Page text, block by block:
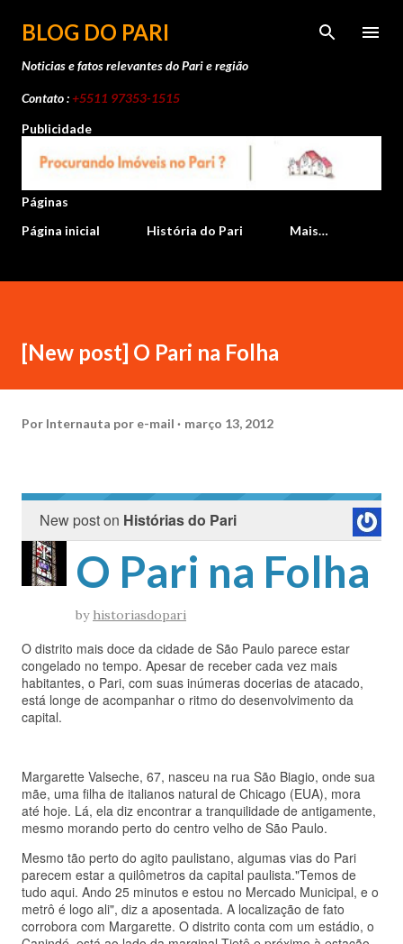
Pular para o conteúdo principal
BLOG DO PARI
Noticias e fatos relevantes do Pari e região
Contato :+5511 97353-1515
Publicidade
Páginas
Página inicial
História do Pari Mais…
[New post] O Pari na Folha
Por Internauta por e-mail março 13, 2012
New post on Histórias do Pari
O Pari na Folha
by historiasdopari
O distrito mais doce da cidade de São Paulo parece estar
congelado no tempo. Apesar de receber cada vez mais
habitantes, o Pari, com suas inúmeras docerias de atacado,
está longe de acompanhar o ritmo do desenvolvimento da
capital.
Margarette Valseche, 67, nasceu na rua São Biagio, onde sua
mãe, uma filha de italianos natural de Chicago (EUA), mora
até hoje. Lá, ela diz encontrar a tranquilidade de antigamente,
mesmo morando perto do centro velho de São Paulo.
Mesmo tão perto do agito paulistano, algumas vias do Pari
parecem estar a quilômetros da capital paulista."Temos de
tudo aqui. Ando 25 minutos e estou no Mercado Municipal, e o
metrô é logo ali", diz a aposentada. A localização de fato
corrobora com Margarette. O distrito conta com um estádio, o